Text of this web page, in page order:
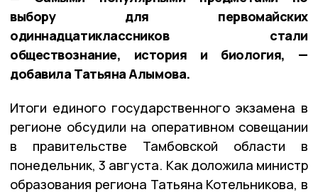
выбору для первомайских
одиннадцатиклассников стали
обществознание, история и биология, —
добавила Татьяна Алымова.
Итоги единого государственного экзамена в
регионе обсудили на оперативном совещании
в правительстве Тамбовской области в
понедельник, 3 августа. Как доложила министр
образования региона Татьяна Котельникова, в